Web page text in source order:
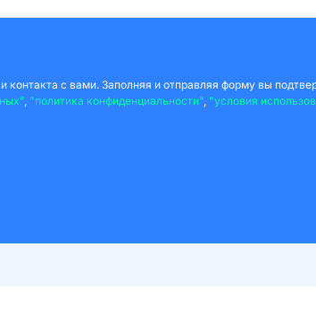
с вами. Заполняя и отправляя форму вы
, "политика конфиденциальности", "условия